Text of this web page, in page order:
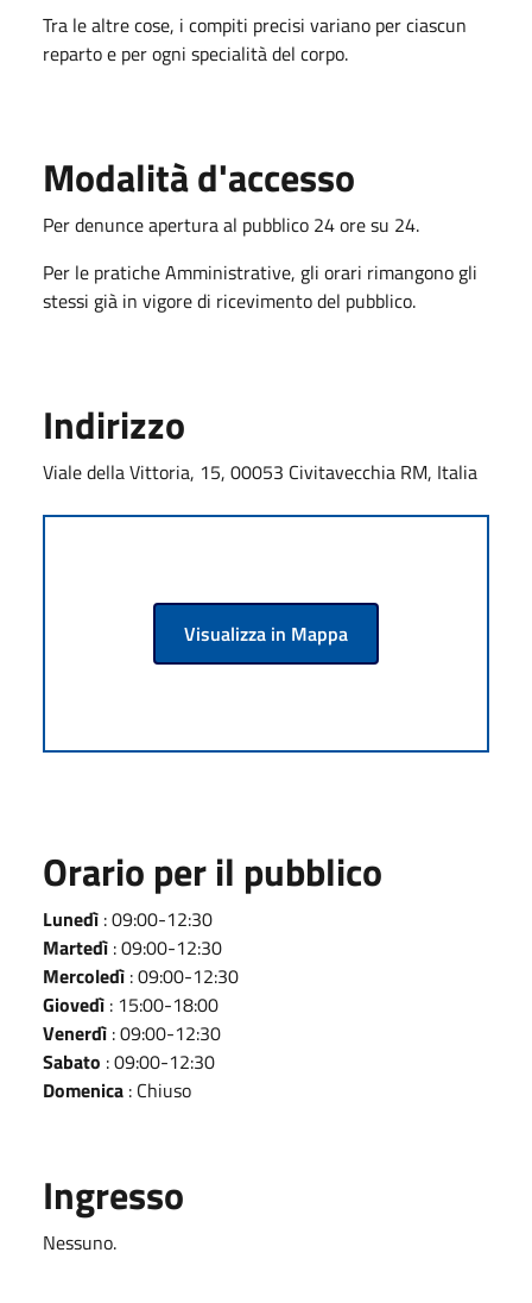
Tra le altre cose, i compiti precisi variano per ciascun
reparto e per ogni specialità del corpo.
Modalità d'accesso
Per denunce apertura al pubblico 24 ore su 24.
Per le pratiche Amministrative, gli orari rimangono gli
stessi già in vigore di ricevimento del pubblico.
Indirizzo
Viale della Vittoria, 15, 00053 Civitavecchia RM, Italia
Visualizza in Mappa
Orario per il pubblico
Lunedì : 09:00-12:30
Martedì : 09:00-12:30
Mercoledì : 09:00-12:30
Giovedì : 15:00-18:00
Venerdì : 09:00-12:30
Sabato : 09:00-12:30
Domenica : Chiuso
Ingresso
Nessuno.